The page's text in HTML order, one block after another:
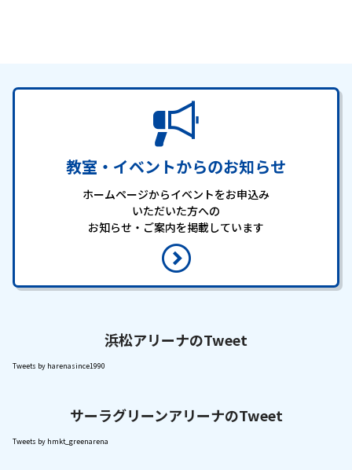
教室・イベントからのお知らせ
ホームページからイベントをお申込み
いただいた方への
お知らせ・ご案内を掲載しています
浜松アリーナのTweet
Tweets by harenasince1990
サーラグリーンアリーナのTweet
Tweets by hmkt_greenarena